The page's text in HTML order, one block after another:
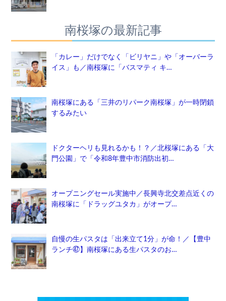
南桜塚の最新記事
「カレー」だけでなく「ビリヤニ」や「オーバーラ
イス」も／南桜塚に「バスマティ キ…
南桜塚にある「三井のリパーク南桜塚」が一時閉鎖
するみたい
ドクターヘリも見れるかも！？／北桜塚にある「大
門公園」で「令和8年豊中市消防出初…
オープニングセール実施中／長興寺北交差点近くの
南桜塚に「ドラッグユタカ」がオープ…
自慢の生パスタは「出来立て1分」が命！／【豊中
ランチ㊼】南桜塚にある生パスタのお…